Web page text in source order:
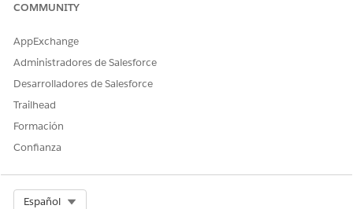
COMMUNITY
AppExchange
Administradores de Salesforce
Desarrolladores de Salesforce
Trailhead
Formación
Confianza
Español